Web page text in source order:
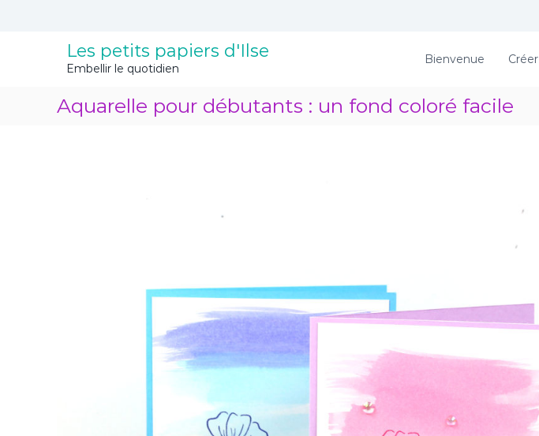
Les petits papiers d'Ilse
Embellir le quotidien
Bienvenue Créer
Aquarelle pour débutants : un fond coloré facile